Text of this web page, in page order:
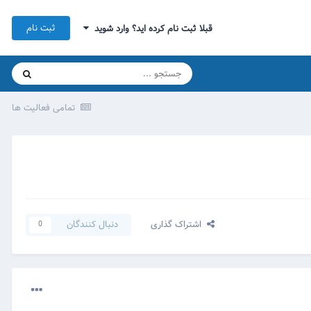
قبلا ثبت نام کرده اید؟ وارد شوید ثبت نام
تمامی فعالیت ها
اشتراک گذاری دنبال کنندگان 0